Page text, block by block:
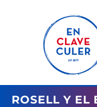
ROSELL Y EL